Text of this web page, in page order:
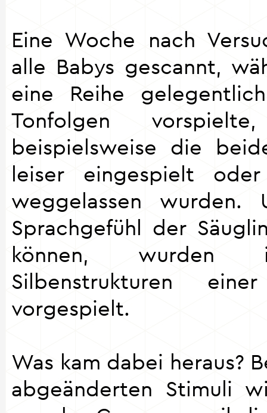
Eine Woche nach
alle Babys gescannt,
eine Reihe
Tonfolgen
beispielsweise die
leiser eingespielt
weggelassen wurden.
Sprachgefühl der
können, wurden
Silbenstrukturen
vorgespielt.
Was kam dabei heraus?
abgeänderten Stimuli